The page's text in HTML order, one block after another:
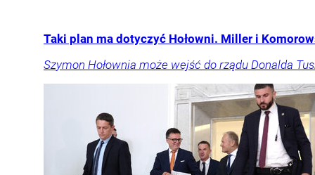
Taki plan ma dotyczyć Hołowni. Miller i
Szymon Hołownia może wejść do rządu Donalda